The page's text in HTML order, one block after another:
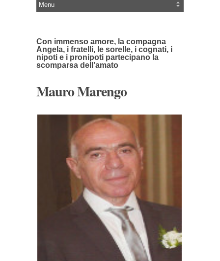
Con immenso amore, la compagna
Angela, i fratelli, le sorelle, i cognati, i
nipoti e i pronipoti partecipano la
scomparsa dell’amato
Mauro Marengo